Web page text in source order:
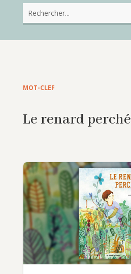
MOT-CLEF
Le renard perché